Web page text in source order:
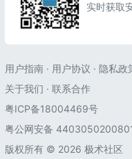
实时获取
用户指南 · 用户协议 · 隐私政
关于我们 · 联系合作
粤ICP备18004469号
粤公网安备
版权所有 © 2026 极术社区